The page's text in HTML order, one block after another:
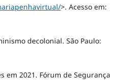
>. Acesso em:
decolonial. São Paulo:
em 2021. Fórum de Segurança